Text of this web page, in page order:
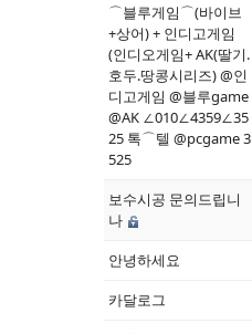
⌒블루게임⌒(바이브
+상어) + 인디고게임
(인디오게임+ AK(딸기.
호두.땅콩시리즈) @인
디고게임 @블루game
@AK ∠010∠4359∠35
25 톡⌒텔 @pcgame 3
525
보수시공 문의드립니
나
안녕하세요
카달로그